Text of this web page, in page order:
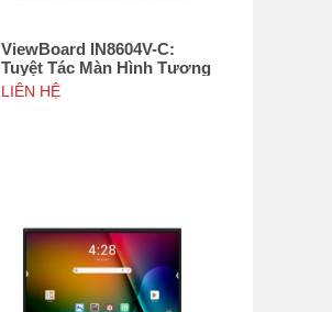
ViewBoard IN8604V-C:
Tuyệt Tác Màn Hình Tương
Tác 86", Tích hợp camera
4K độ phân giải 50MP, NFC
LIÊN HỆ